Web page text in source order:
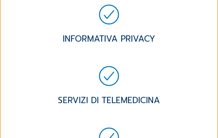
INFORMATIVA PRIVACY
SERVIZI DI TELEMEDICINA